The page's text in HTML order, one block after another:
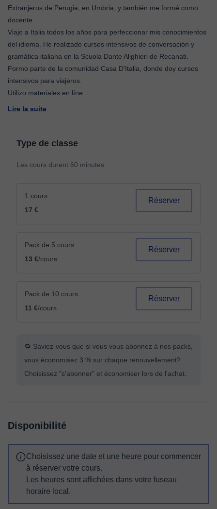
Extranjeros de Perugia, en Umbria, y también me formé como
docente.
Viajo a Italia todos los años para perfeccionar mis conocimientos
del idioma. He realizado cursos intensivos de conversación y
gramática italiana en la Scuola Dante Alighieri de Recanati.
Formo parte de la comunidad Casa D'Italia, donde doy cursos
intensivos para viajeros.
Utilizo materiales en líne
Lire la suite
Type de classe
Les cours durent 60 minutes
1 cours
17 €
Réserver
Pack de 5 cours
13 €/cours
Réserver
Pack de 10 cours
11 €/cours
Réserver
🔁 Saviez-vous que si vous vous abonnez à nos packs,
vous économisez 3 % sur chaque renouvellement?
Choisissez "s'abonner" et économiser lors de l'achat.
Disponibilité
Choisissez une date et une heure pour commencer
à réserver votre cours.
Les heures sont affichées dans votre fuseau
horaire local.